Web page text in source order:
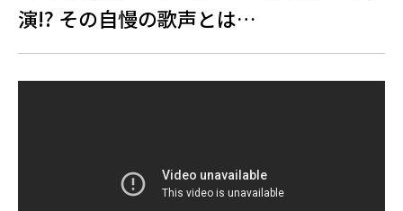
演!? その自慢の歌声とは…